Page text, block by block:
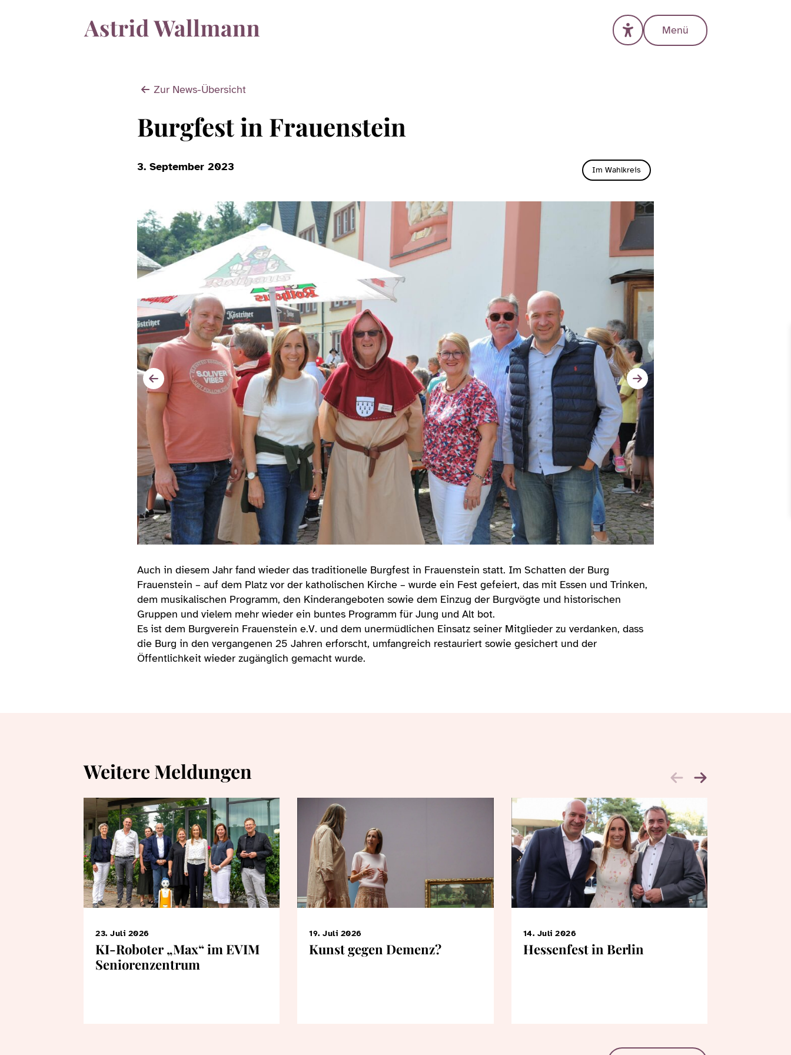
Menü
Zur News-Übersicht
Burgfest in Frauenstein
3. September 2023 Im Wahlkreis
Auch in diesem Jahr fand wieder das traditionelle Burgfest in Frauenstein statt. Im Schatten der Burg
Frauenstein – auf dem Platz vor der katholischen Kirche – wurde ein Fest gefeiert, das mit Essen und Trinken,
dem musikalischen Programm, den Kinderangeboten sowie dem Einzug der Burgvögte und historischen
Gruppen und vielem mehr wieder ein buntes Programm für Jung und Alt bot.
Es ist dem Burgverein Frauenstein e.V. und dem unermüdlichen Einsatz seiner Mitglieder zu verdanken, dass
die Burg in den vergangenen 25 Jahren erforscht, umfangreich restauriert sowie gesichert und der
Öffentlichkeit wieder zugänglich gemacht wurde.
Weitere Meldungen
23. Juli 2026
KI-Roboter „Max“ im EVIM
Seniorenzentrum
19. Juli 2026
Kunst gegen Demenz?
14. Juli 2026
Hessenfest in Berlin